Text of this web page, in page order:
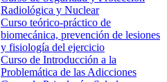
Radiológica y Nuclear
Curso teórico-práctico de
biomecánica, prevención de lesiones
y fisiología del ejercicio
Curso de Introducción a la
Problemática de las Adicciones